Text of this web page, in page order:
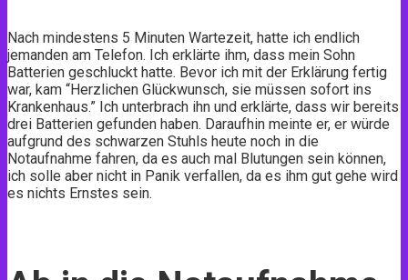
Nach mindestens 5 Minuten Wartezeit, hatte ich endlich
jemanden am Telefon. Ich erklärte ihm, dass mein Sohn
Batterien geschluckt hatte. Bevor ich mit der Erklärung fertig
war, kam “Herzlichen Glückwunsch, sie müssen sofort ins
Krankenhaus.” Ich unterbrach ihn und erklärte, dass wir bereits
drei Batterien gefunden haben. Daraufhin meinte er, er würde
aufgrund des schwarzen Stuhls heute noch in die
Notaufnahme fahren, da es auch mal Blutungen sein können,
ich solle aber nicht in Panik verfallen, da es ihm gut gehe wird
es nichts Ernstes sein.